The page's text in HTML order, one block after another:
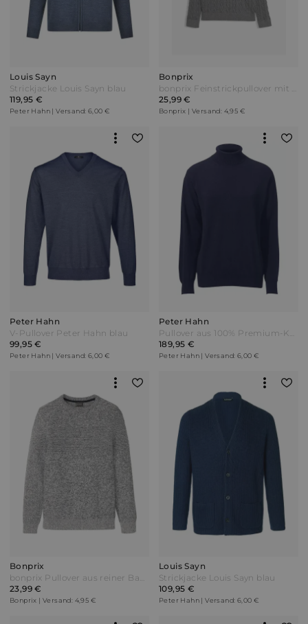
Louis Sayn
Strickjacke Louis Sayn blau
119,95 €
Peter Hahn | Versand: 6,00 €
Bonprix
25,99 €
Bonprix | Versand: 4,95 €
Peter Hahn
V-Pullover Peter Hahn blau
99,95 €
Peter Hahn | Versand: 6,00 €
Peter Hahn
189,95 €
Peter Hahn | Versand: 6,00 €
Bonprix
23,99 €
Bonprix | Versand: 4,95 €
Louis Sayn
Strickjacke Louis Sayn blau
109,95 €
Peter Hahn | Versand: 6,00 €